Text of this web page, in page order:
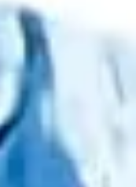
Vrčevi za
Potpuno prijenosno
čistu vodu za